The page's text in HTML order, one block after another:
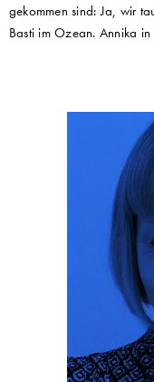
gekommen sind: Ja, wir
Basti im Ozean. Annika